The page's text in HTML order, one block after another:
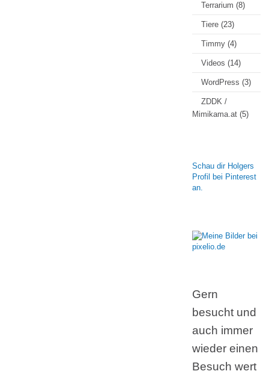
Terrarium (8)
Tiere (23)
Timmy (4)
Videos (14)
WordPress (3)
ZDDK /
Mimikama.at (5)
Schau dir Holgers
Profil bei Pinterest
an.
Gern
besucht und
auch immer
wieder einen
Besuch wert